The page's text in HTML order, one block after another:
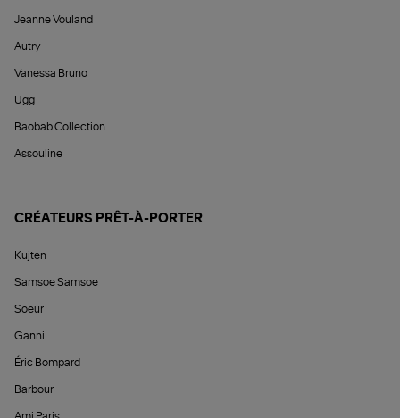
Jeanne Vouland
Autry
Vanessa Bruno
Ugg
Baobab Collection
Assouline
CRÉATEURS PRÊT-À-PORTER
Kujten
Samsoe Samsoe
Soeur
Ganni
Éric Bompard
Barbour